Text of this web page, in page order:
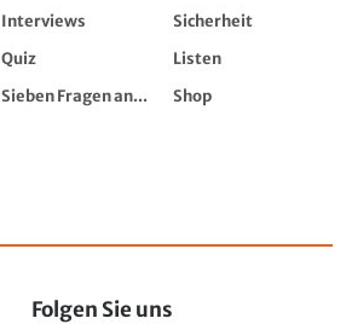
Interviews
Sicherheit
Quiz
Listen
Sieben Fragen an...
Shop
Folgen Sie uns